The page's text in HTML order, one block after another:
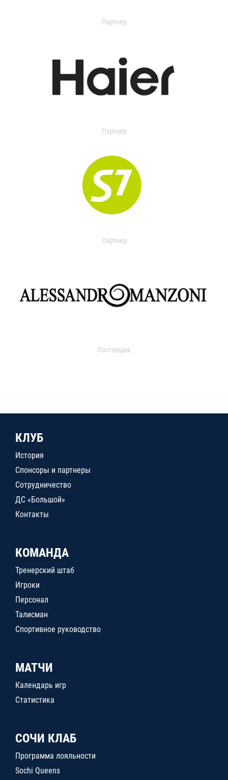
Партнер
Партнер
Партнер
Поставщик
КЛУБ
История
Спонсоры и партнеры
Сотрудничество
ДС «Большой»
Контакты
КОМАНДА
Тренерский штаб
Игроки
Персонал
Талисман
Спортивное руководство
МАТЧИ
Календарь игр
Статистика
СОЧИ КЛАБ
Программа лояльности
Sochi Queens